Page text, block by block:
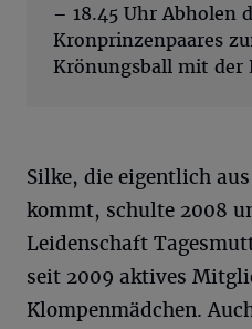
– 18.45 Uhr Abholen
Kronprinzenpaares
Krönungsball mit der
Silke, die eigentlich
kommt, schulte 2008
Leidenschaft
seit 2009 aktives
Klompenmädchen.